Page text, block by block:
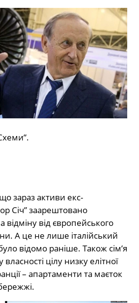
зараз активи екс-
Січ” заарештовано
відміну від європейського
А це не лише італійський
відомо раніше. Також сім’я
цілу низку елітної
– апартаменти та маєток